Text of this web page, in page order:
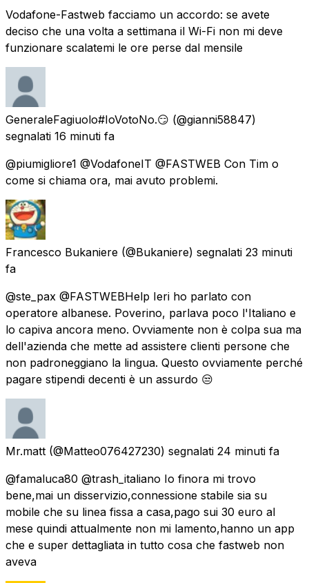
Vodafone-Fastweb facciamo un accordo: se avete
deciso che una volta a settimana il Wi-Fi non mi deve
funzionare scalatemi le ore perse dal mensile
GeneraleFagiuolo#IoVotoNo.😏 (@gianni58847)
segnalati 16 minuti fa
@piumigliore1 @VodafoneIT @FASTWEB Con Tim o
come si chiama ora, mai avuto problemi.
Francesco Bukaniere (@Bukaniere) segnalati 23 minuti
fa
@ste_pax @FASTWEBHelp Ieri ho parlato con
operatore albanese. Poverino, parlava poco l'Italiano e
lo capiva ancora meno. Ovviamente non è colpa sua ma
dell'azienda che mette ad assistere clienti persone che
non padroneggiano la lingua. Questo ovviamente perché
pagare stipendi decenti è un assurdo 😒
Mr.matt (@Matteo076427230) segnalati 24 minuti fa
@famaluca80 @trash_italiano Io finora mi trovo
bene,mai un disservizio,connessione stabile sia su
mobile che su linea fissa a casa,pago sui 30 euro al
mese quindi attualmente non mi lamento,hanno un app
che e super dettagliata in tutto cosa che fastweb non
aveva